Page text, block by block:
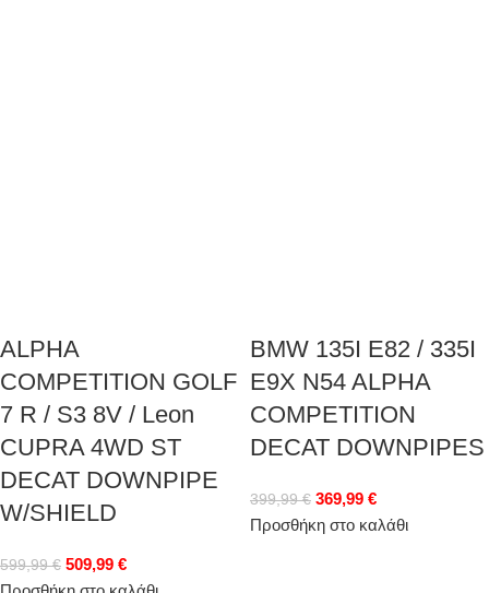
ALPHA
COMPETITION GOLF
7 R / S3 8V / Leon
CUPRA 4WD ST
DECAT DOWNPIPE
W/SHIELD
599,99€ 509,99 €
BMW 135I E82 / 335I
E9X N54 ALPHA
COMPETITION
DECAT DOWNPIPES
399,99€ 369,99 €
Προσθήκη στο καλάθι